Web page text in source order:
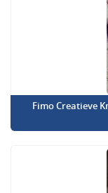
Fimo Creatieve